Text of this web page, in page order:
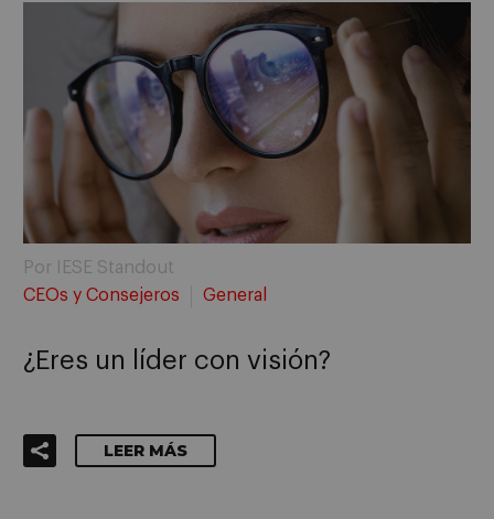
Por IESE Standout
CEOs y Consejeros
General
¿Eres un líder con visión?
LEER MÁS